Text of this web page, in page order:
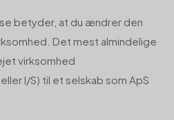
betyder, at du ændrer den
Det mest almindelige
virksomhed
I/S) til et selskab som ApS